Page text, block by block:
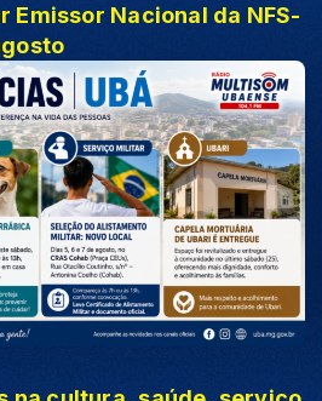
Emissor Nacional da NFS-